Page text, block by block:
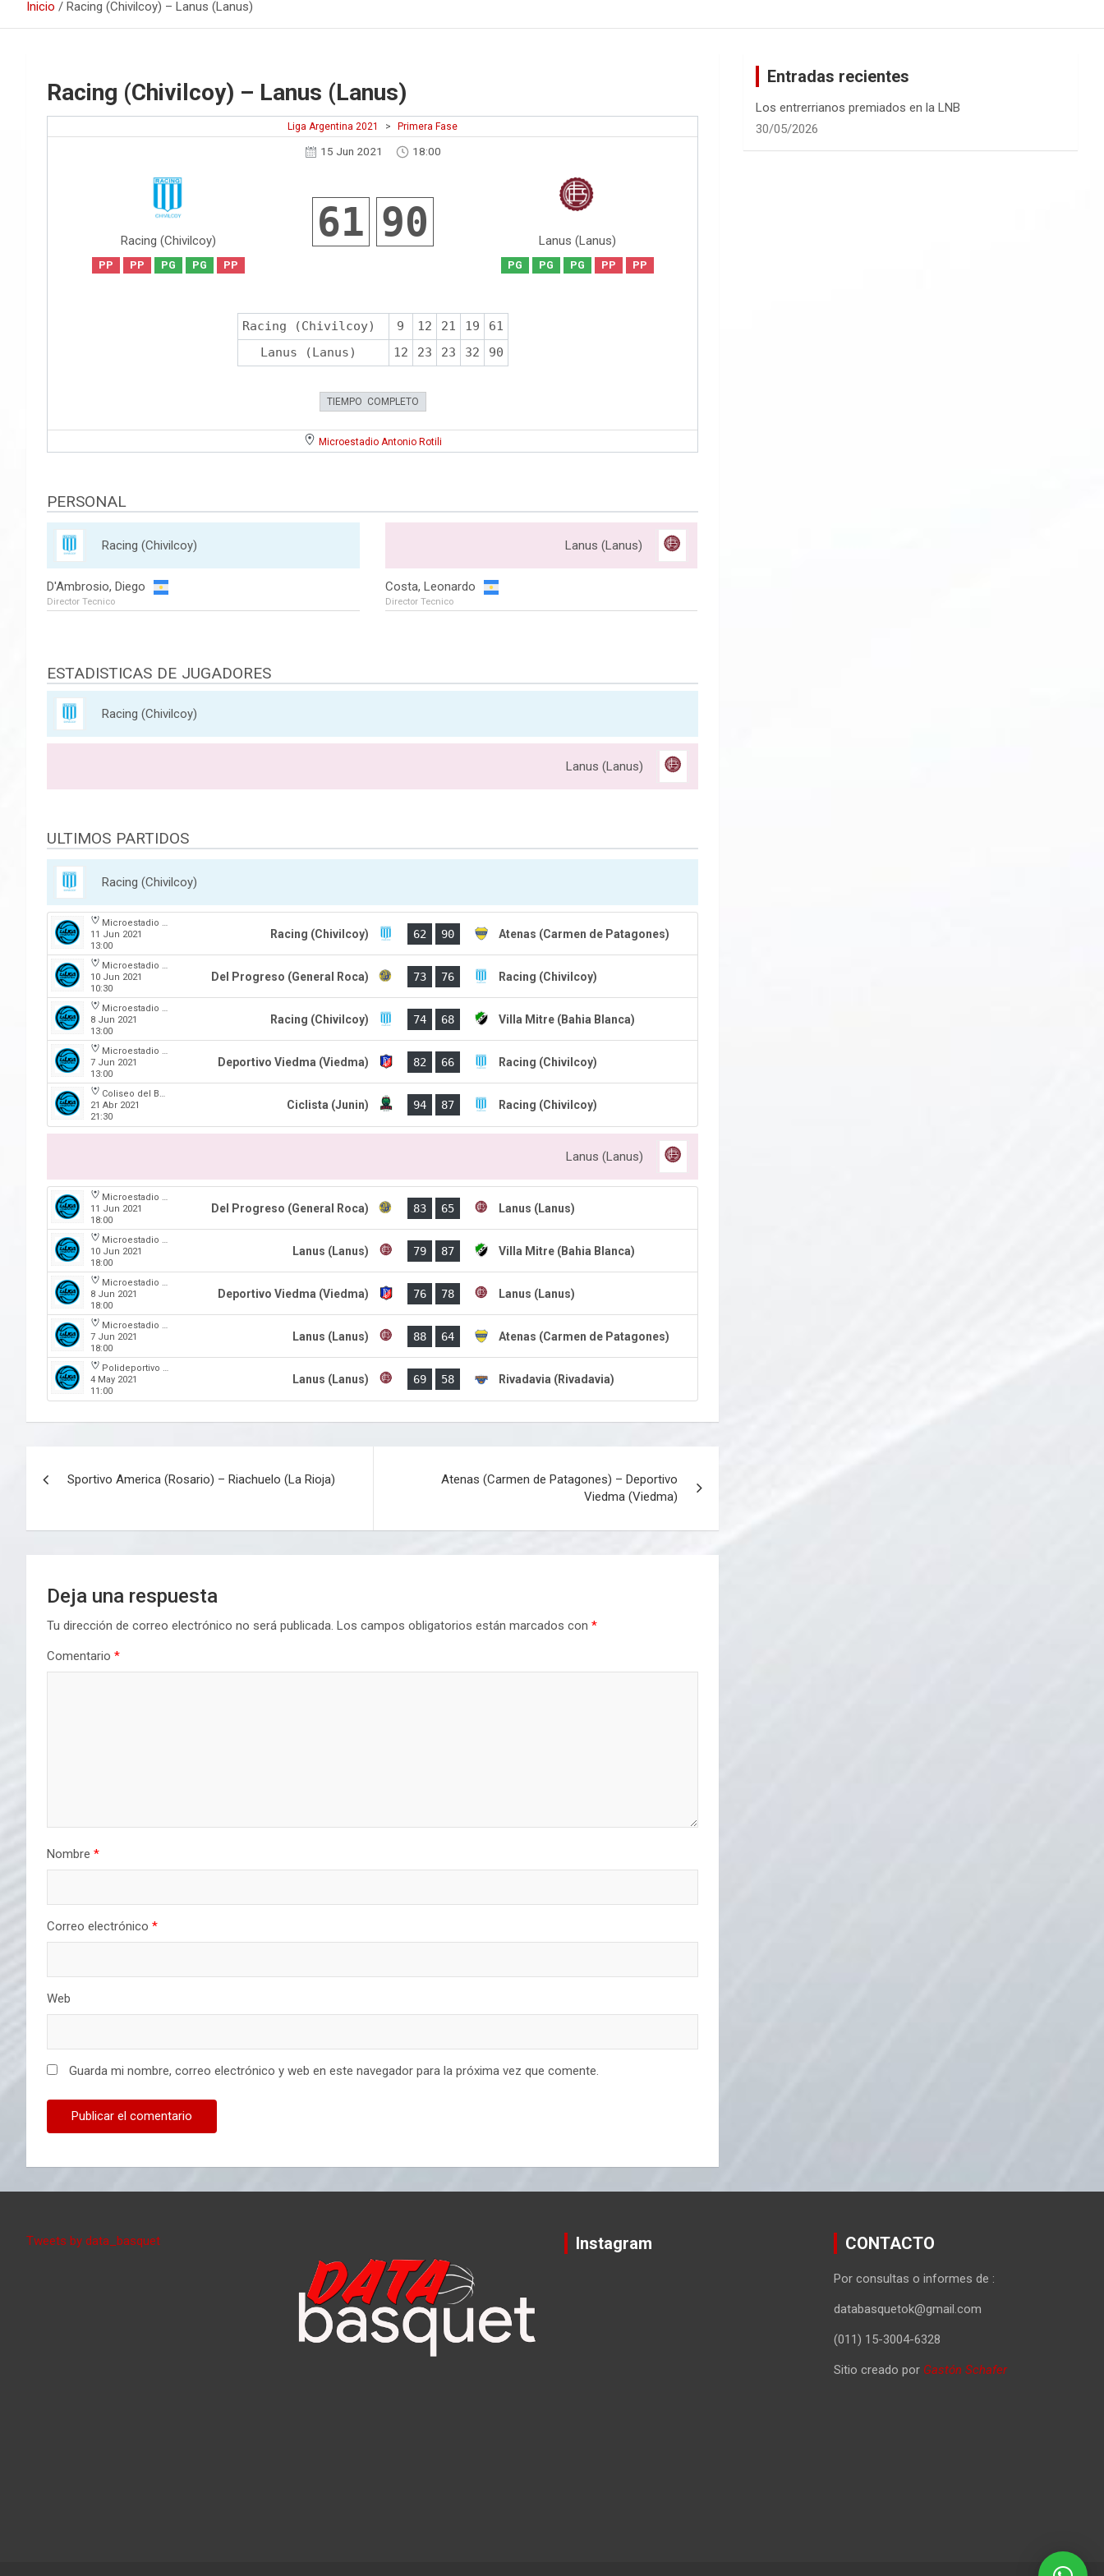
Inicio Racing (Chivilcoy) – Lanus (Lanus)
Racing (Chivilcoy) – Lanus (Lanus)
Liga Argentina 2021 > Primera Fase
15 Jun 2021 18:00
Racing (Chivilcoy)
PP PP PG PG PP
61 90 Lanus (Lanus)
PG PG PG PP PP
Racing (Chivilcoy) 9 12 21 19
61
Lanus (Lanus)
12 23 23 32 90
TIEMPO COMPLETO
Microestadio Antonio Rotili
PERSONAL
Racing (Chivilcoy)
D'Ambrosio, Diego
Director Tecnico
Lanus (Lanus)
Costa, Leonardo
Director Tecnico
ESTADISTICAS DE JUGADORES
Racing (Chivilcoy)
Lanus (Lanus)
ULTIMOS PARTIDOS
Racing (Chivilcoy)
Microestadio Antonio Rotili
11 Jun 2021
13:00
Racing (Chivilcoy) 62 90 Atenas (Carmen de Patagones)
Microestadio Antonio Rotili
10 Jun 2021
10:30
Del Progreso (General Roca) 73 76 Racing (Chivilcoy)
Microestadio Antonio Rotili
8 Jun 2021
13:00
Racing (Chivilcoy) 74 68 Villa Mitre (Bahia Blanca)
Microestadio Antonio Rotili
7 Jun 2021
13:00
Deportivo Viedma (Viedma) 82 66 Racing (Chivilcoy)
Coliseo del Boulevard
21 Abr 2021
21:30
Ciclista (Junin) 94 87 Racing (Chivilcoy)
Lanus (Lanus)
Microestadio Antonio Rotili
11 Jun 2021
18:00
Del Progreso (General Roca) 83 65 Lanus (Lanus)
Microestadio Antonio Rotili
10 Jun 2021
18:00
Lanus (Lanus) 79 87 Villa Mitre (Bahia Blanca)
Microestadio Antonio Rotili
8 Jun 2021
18:00
Deportivo Viedma (Viedma) 76 78 Lanus (Lanus)
Microestadio Antonio Rotili
7 Jun 2021
18:00
Lanus (Lanus) 88 64 Atenas (Carmen de Patagones)
Polideportivo Municipal Ángel Cayetano Arias
4 May 2021
11:00
Lanus (Lanus) 69 58 Rivadavia (Rivadavia)
entradas
Sportivo America (Rosario) – Riachuelo (La Rioja)
Atenas (Carmen de Patagones) – Deportivo
Viedma (Viedma)
Deja una respuesta
Tu dirección de correo electrónico no será publicada. Los campos obligatorios están marcados con *
Comentario *
Nombre *
Correo electrónico *
Web
Guarda mi nombre, correo electrónico y web en este navegador para la próxima vez que comente.
Entradas recientes
Los entrerrianos premiados en la LNB
30/05/2026
Tweets by data_basquet Instagram CONTACTO
Por consultas o informes de :
databasquetok@gmail.com
(011) 15-3004-6328
Sitio creado por Gastón Schafer